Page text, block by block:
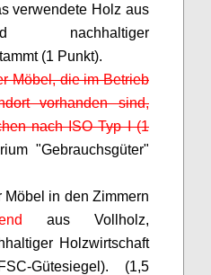
verwendete Holz aus
und nachhaltiger
(1 Punkt).
Möbel, die im Betrieb
vorhanden sind,
nach ISO Typ I (1
"Gebrauchsgüter"
Möbel in den Zimmern
aus Vollholz,
Holzwirtschaft
Gütesiegel). (1,5